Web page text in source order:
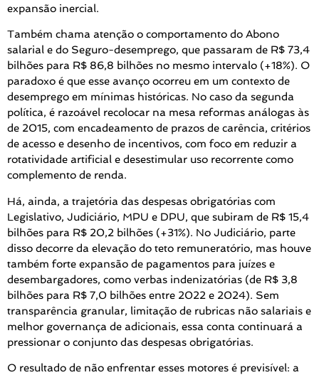
expansão inercial.
Também chama atenção o comportamento do Abono
salarial e do Seguro-desemprego, que passaram de R$ 73,4
bilhões para R$ 86,8 bilhões no mesmo intervalo (+18%). O
paradoxo é que esse avanço ocorreu em um contexto de
desemprego em mínimas históricas. No caso da segunda
política, é razoável recolocar na mesa reformas análogas às
de 2015, com encadeamento de prazos de carência, critérios
de acesso e desenho de incentivos, com foco em reduzir a
rotatividade artificial e desestimular uso recorrente como
complemento de renda.
Há, ainda, a trajetória das despesas obrigatórias com
Legislativo, Judiciário, MPU e DPU, que subiram de R$ 15,4
bilhões para R$ 20,2 bilhões (+31%). No Judiciário, parte
disso decorre da elevação do teto remuneratório, mas houve
também forte expansão de pagamentos para juízes e
desembargadores, como verbas indenizatórias (de R$ 3,8
bilhões para R$ 7,0 bilhões entre 2022 e 2024). Sem
transparência granular, limitação de rubricas não salariais e
melhor governança de adicionais, essa conta continuará a
pressionar o conjunto das despesas obrigatórias.
O resultado de não enfrentar esses motores é previsível: a